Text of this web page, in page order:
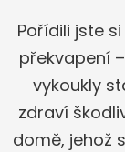
Pořídili jste
překvapení
vykoukly
zdraví
domě, jehož